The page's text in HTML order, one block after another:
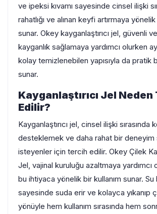
ve ipeksi kıvamı sayesinde cinsel ilişki
rahatlığı ve alınan keyfi artırmaya
sunar. Okey kayganlaştırıcı jel, güvenli
kayganlık sağlamaya yardımcı olurken
kolay temizlenebilen yapısıyla da pratik
sunar.
Kayganlaştırıcı Jel Neden
Edilir?
Kayganlaştırıcı jel, cinsel ilişki sırasında
desteklemek ve daha rahat bir deneyim
isteyenler için tercih edilir. Okey Çilek
Jel, vajinal kuruluğu azaltmaya yardımcı
bu ihtiyaca yönelik bir kullanım sunar. Su
sayesinde suda erir ve kolayca yıkanıp
yönüyle hem kullanım sırasında hem